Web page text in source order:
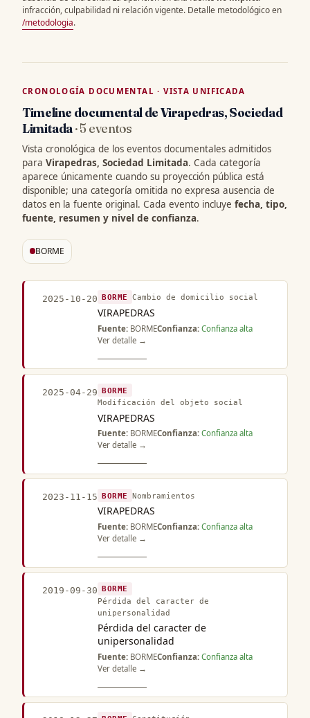
infracción, culpabilidad ni relación vigente. Detalle metodológico en
/metodologia.
CRONOLOGÍA DOCUMENTAL · VISTA UNIFICADA
Timeline documental de Virapedras, Sociedad
Limitada· 5 eventos
Vista cronológica de los eventos documentales admitidos
para Virapedras, Sociedad Limitada. Cada categoría
aparece únicamente cuando su proyección pública está
disponible; una categoría omitida no expresa ausencia de
datos en la fuente original. Cada evento incluye fecha, tipo,
fuente, resumen y nivel de confianza.
BORME
2025-10-20 BORME Cambio de domicilio social
VIRAPEDRAS
Fuente: BORMEConfianza: Confianza alta
Ver detalle →
2025-04-29 BORME
Modificación del objeto social
VIRAPEDRAS
Fuente: BORMEConfianza: Confianza alta
Ver detalle →
2023-11-15 BORME Nombramientos
VIRAPEDRAS
Fuente: BORMEConfianza: Confianza alta
Ver detalle →
2019-09-30 BORME
Pérdida del caracter de
unipersonalidad
Pérdida del caracter de
unipersonalidad
Fuente: BORMEConfianza: Confianza alta
Ver detalle →